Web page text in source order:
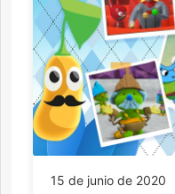
15 de junio de 2020